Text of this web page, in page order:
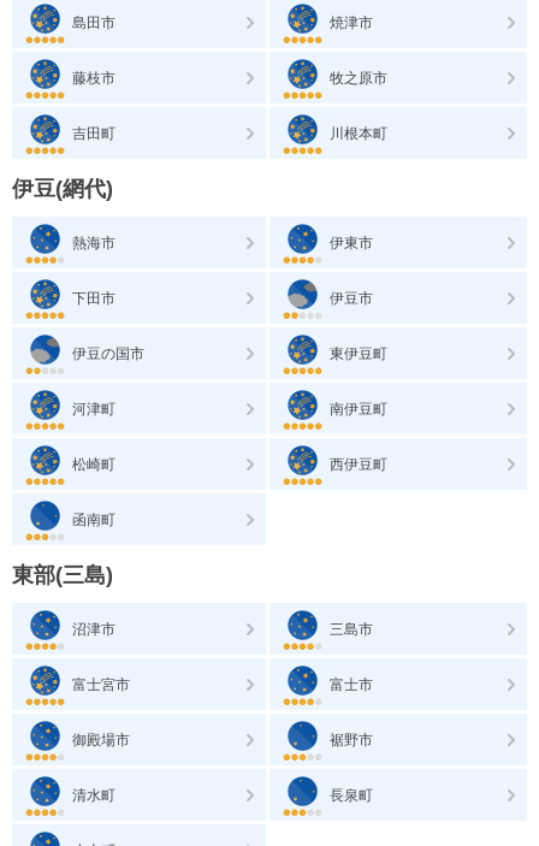
島田市 焼津市
藤枝市 牧之原市
吉田町 川根本町
伊豆(網代)
熱海市 伊東市
下田市 伊豆市
伊豆の国市 東伊豆町
河津町 南伊豆町
松崎町 西伊豆町
函南町
東部(三島)
沼津市 三島市
富士宮市 富士市
御殿場市 裾野市
清水町 長泉町